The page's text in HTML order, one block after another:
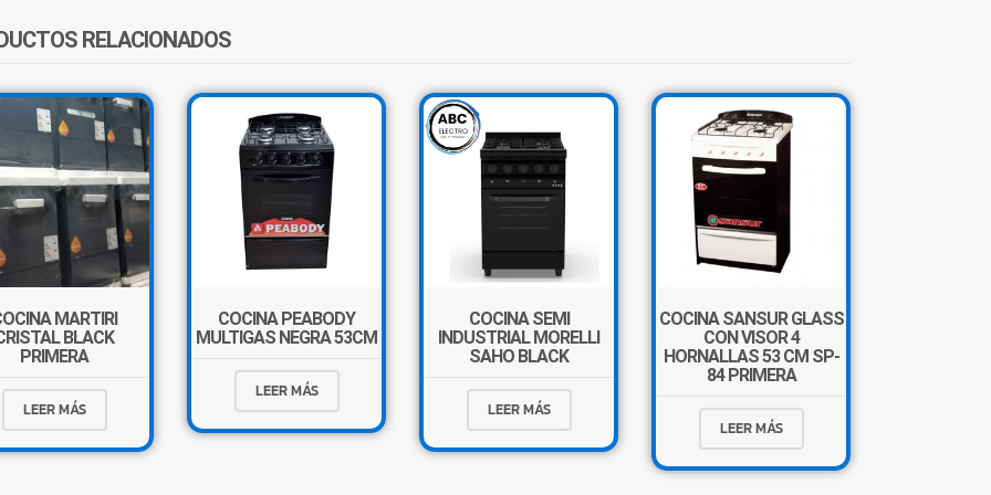
RELACIONADOS
MARTIRI
BLACK
PRIMERA
LEER MÁS
COCINA PEABODY
MULTIGAS NEGRA 53CM
LEER MÁS
COCINA SEMI
INDUSTRIAL MORELLI
SAHO BLACK
LEER MÁS
COCINA SANSUR GLASS
CON VISOR 4
HORNALLAS 53 CM SP-
84 PRIMERA
LEER MÁS
Agregá un producto y aparecerá acá
automáticamente.